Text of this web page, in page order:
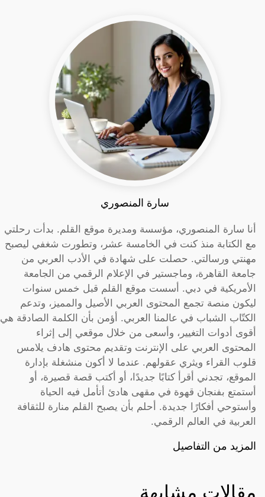
سارة المنصوري
أنا سارة المنصوري، مؤسسة ومديرة موقع القلم. بدأت رحلتي
مع الكتابة منذ كنت في الخامسة عشر، وتطورت شغفي ليصبح
مهنتي ورسالتي. حصلت على شهادة في الأدب العربي من
جامعة القاهرة، وماجستير في الإعلام الرقمي من الجامعة
الأمريكية في دبي. أسست موقع القلم قبل خمس سنوات
ليكون منصة تجمع المحتوى العربي الأصيل والمميز، وتدعم
الكتّاب الشباب في عالمنا العربي. أؤمن بأن الكلمة الصادقة هي
أقوى أدوات التغيير، وأسعى من خلال موقعي إلى إثراء
المحتوى العربي على الإنترنت وتقديم محتوى هادف يلامس
قلوب القراء ويثري عقولهم. عندما لا أكون منشغلة بإدارة
الموقع، تجدني أقرأ كتابًا جديدًا، أو أكتب قصة قصيرة، أو
أستمتع بفنجان قهوة في مقهى هادئ أتأمل فيه الحياة
وأستوحي أفكارًا جديدة. أحلم بأن يصبح القلم منارة للثقافة
العربية في العالم الرقمي.
المزيد من التفاصيل
مقالات مشابهة